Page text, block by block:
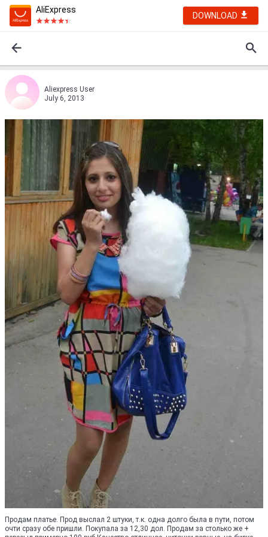
AliExpress
DOWNLOAD
Aliexpress User
July 6, 2013
Продам платье. Прод выслал 2 штуки, т.к. одна долго была в пути, потом
очти сразу обе пришли. Покупала за 12,30 дол. Продам за столько же +